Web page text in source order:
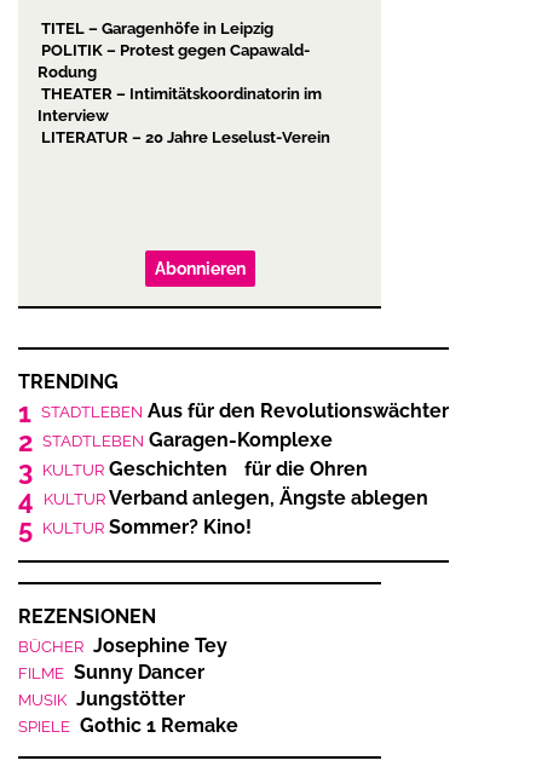
TITEL – Garagenhöfe in Leipzig
POLITIK – Protest gegen Capawald-
Rodung
THEATER – Intimitätskoordinatorin im
Interview
LITERATUR – 20 Jahre Leselust-Verein
Abonnieren
TRENDING
1 STADTLEBEN Aus für den Revolutionswächter
2 STADTLEBEN Garagen-Komplexe
3 KULTUR Geschichten für die Ohren
4 KULTUR Verband anlegen, Ängste ablegen
5 KULTUR Sommer? Kino!
REZENSIONEN
BÜCHER Josephine Tey
FILME Sunny Dancer
MUSIK Jungstötter
SPIELE Gothic 1 Remake